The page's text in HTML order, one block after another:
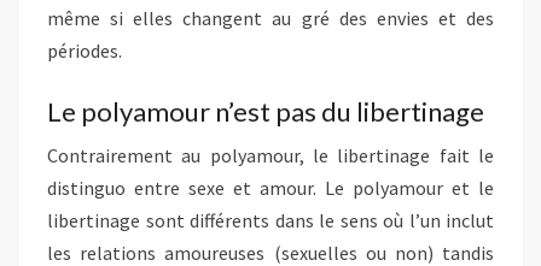
même si elles changent au gré des envies et des
périodes.
Le polyamour n’est pas du libertinage
Contrairement au polyamour, le libertinage fait le
distinguo entre sexe et amour. Le polyamour et le
libertinage sont différents dans le sens où l’un inclut
les relations amoureuses (sexuelles ou non) tandis